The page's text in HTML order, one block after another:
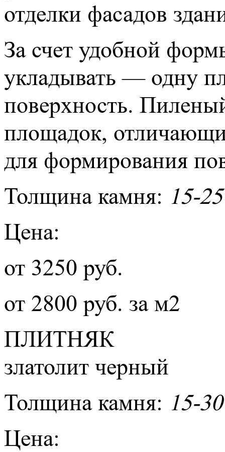
отделки фасадов
За счет удобной
укладывать — одну
поверхность.
площадок,
для формирования
Толщина камня: 15-
Цена:
от 3250 руб.
от 2800 руб. за м2
ПЛИТНЯК
златолит черный
Толщина камня: 15-
Цена: